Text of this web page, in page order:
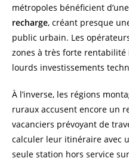
métropoles bénéficient
recharge, créant presque
public urbain. Les
zones à très forte
lourds investissements
À l’inverse, les régions
ruraux accusent encore un
vacanciers prévoyant de
calculer leur itinéraire avec
seule station hors service